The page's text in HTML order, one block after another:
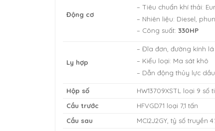
Động cơ
– Tiêu chuẩn khí thải:
– Nhiên liệu: Diesel,
– Công suất: 330HP
Ly hợp
– Đĩa đơn, đường kính
– Kiểu loại: Ma sát khô
– Dẫn động thủy lực
Hộp số
HW13709XSTL loại 9 số
Cầu trước
HFVGD71 loại 7,1 tấn
Cầu sau
MCI2J2GY, tỷ số truyền